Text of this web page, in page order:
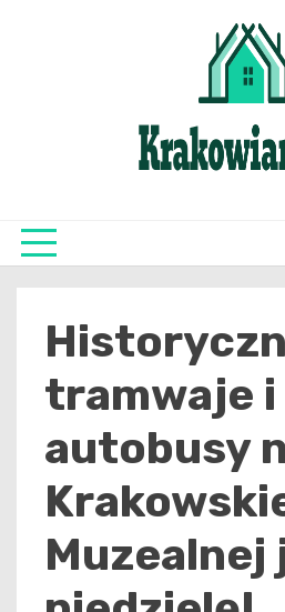
tramwaje i
autobusy
Muzealnej